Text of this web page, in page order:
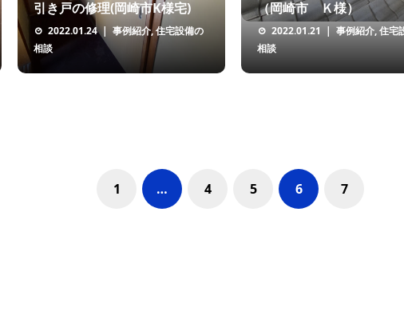
引き戸の修理(岡崎市K様宅)
2022.01.24 事例紹介,住宅設備の
相談
（岡崎市 Ｋ様）
2022.01.21 事例紹介,住宅
相談
1 … 4 5 6 7